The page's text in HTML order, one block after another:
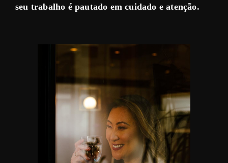
seu trabalho é pautado em cuidado e atenção.